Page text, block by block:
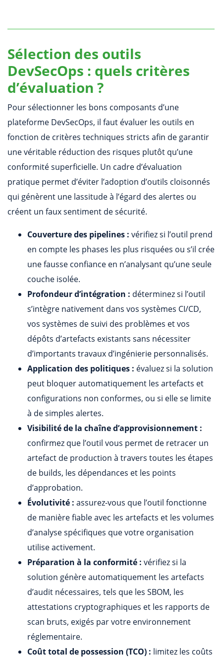
Sélection des outils
DevSecOps : quels critères
d’évaluation ?
Pour sélectionner les bons composants d’une
plateforme DevSecOps, il faut évaluer les outils en
fonction de critères techniques stricts afin de garantir
une véritable réduction des risques plutôt qu’une
conformité superficielle. Un cadre d’évaluation
pratique permet d’éviter l’adoption d’outils cloisonnés
qui génèrent une lassitude à l’égard des alertes ou
créent un faux sentiment de sécurité.
Couverture des pipelines : vérifiez si l’outil prend
en compte les phases les plus risquées ou s’il crée
une fausse confiance en n’analysant qu’une seule
couche isolée.
Profondeur d’intégration : déterminez si l’outil
s’intègre nativement dans vos systèmes CI/CD,
vos systèmes de suivi des problèmes et vos
dépôts d’artefacts existants sans nécessiter
d’importants travaux d’ingénierie personnalisés.
Application des politiques : évaluez si la solution
peut bloquer automatiquement les artefacts et
configurations non conformes, ou si elle se limite
à de simples alertes.
Visibilité de la chaîne d’approvisionnement :
confirmez que l’outil vous permet de retracer un
artefact de production à travers toutes les étapes
de builds, les dépendances et les points
d’approbation.
Évolutivité : assurez-vous que l’outil fonctionne
de manière fiable avec les artefacts et les volumes
d’analyse spécifiques que votre organisation
utilise activement.
Préparation à la conformité : vérifiez si la
solution génère automatiquement les artefacts
d’audit nécessaires, tels que les SBOM, les
attestations cryptographiques et les rapports de
scan bruts, exigés par votre environnement
réglementaire.
Coût total de possession (TCO) : limitez les coûts